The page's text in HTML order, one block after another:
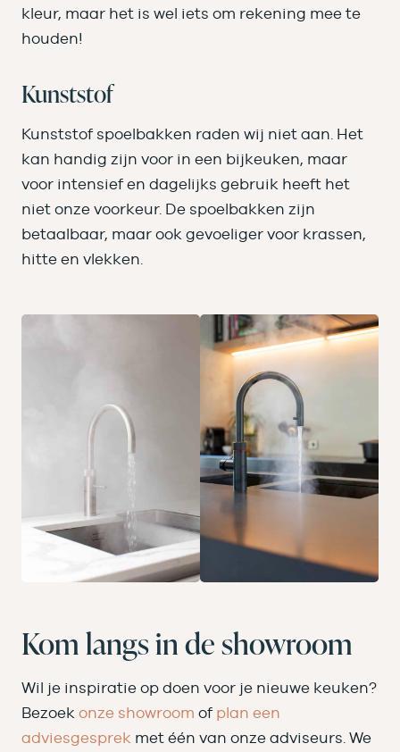
kleur, maar het is wel iets om rekening mee te
houden!
Kunststof
Kunststof spoelbakken raden wij niet aan. Het
kan handig zijn voor in een bijkeuken, maar
voor intensief en dagelijks gebruik heeft het
niet onze voorkeur. De spoelbakken zijn
betaalbaar, maar ook gevoeliger voor krassen,
hitte en vlekken.
Kom langs in de showroom
Wil je inspiratie op doen voor je nieuwe keuken?
Bezoek onze showroom of plan een
adviesgesprek met één van onze adviseurs. We